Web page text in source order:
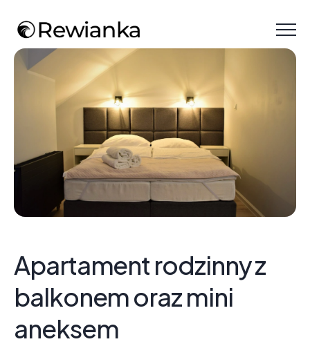
Apartament rodzinny z
balkonem oraz mini
aneksem